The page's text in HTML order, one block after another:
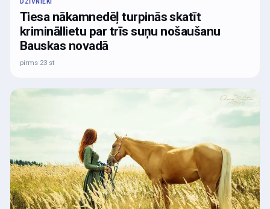
DZĪVNIEKI
Tiesa nākamnedēļ turpinās skatīt
krimināllietu par trīs suņu nošaušanu
Bauskas novadā
pirms 23 st